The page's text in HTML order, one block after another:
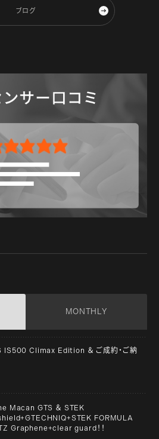
ブログ
MONTHLY
IS500 Climax Edition ＆ ご成約・ご納
Macan GTS ＆ STEK
FORMULA
Graphene+clear guard！！